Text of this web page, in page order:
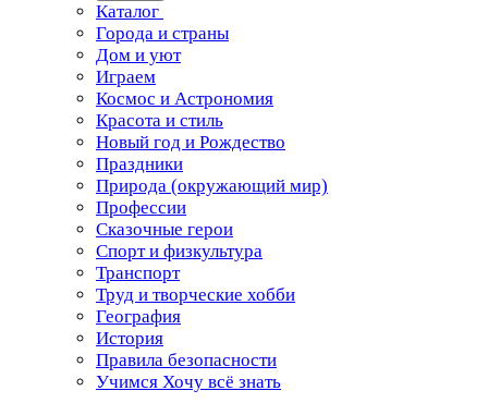
Каталог
Города и страны
Дом и уют
Играем
Космос и Астрономия
Красота и стиль
Новый год и Рождество
Праздники
Природа (окружающий мир)
Профессии
Сказочные герои
Спорт и физкультура
Транспорт
Труд и творческие хобби
География
История
Правила безопасности
Учимся Хочу всё знать